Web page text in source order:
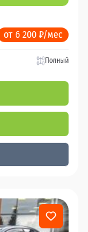
от 6 200 ₽/мес
Полный